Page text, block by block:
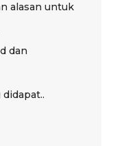
alasan untuk
dan